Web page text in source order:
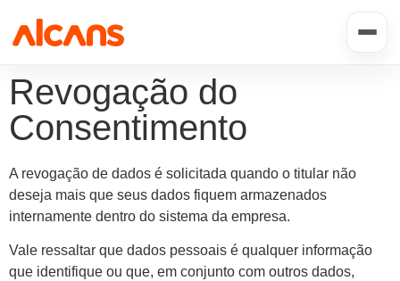
Revogação do
Consentimento
A revogação de dados é solicitada quando o titular não
deseja mais que seus dados fiquem armazenados
internamente dentro do sistema da empresa.
Vale ressaltar que dados pessoais é qualquer informação
que identifique ou que, em conjunto com outros dados,